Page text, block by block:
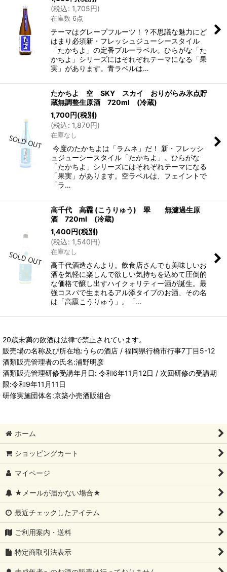
(税込: 1,705円)
在庫数 6点
テーマはグレープフルーツ！？不思議な魅力にど
はまり必須新・フレッシュジューシースタイル
「たかちよ」の定番ブルーラベル。ひらがな「た
かちよ」シリーズにはそれぞれテーマになる「果
実」があります。青ラベルは…
たかちよ 空 SKY スカイ おりがらみ氷点貯
蔵無調整生原酒 720ml (冷蔵)
1,700円(税別)
(税込: 1,870円)
在庫なし
今度のたかちよは「ラムネ」だ！ 新・フレッシ
ュジューシースタイル「たかちよ」。ひらがな
「たかちよ」シリーズにはそれぞれテーマになる
「果実」があります。空ラベルは、フェイントで
「ラ…
高千代 高龗 (こうりゅう) 翠 無濾過生原
酒 720ml (冷蔵)
1,400円(税別)
(税込: 1,540円)
在庫なし
高千代酒造さんより。飲食店さんでも美味しいお
酒を気軽に楽しんで欲しい気持ちを込めて圧倒的
な価格で醸し出すハイクォリティー酒が誕生。最
強コスパで生まれるアル添タイプのお酒、その名
は「高龗こうりゅう」。「…
20歳未満の飲酒は法律で禁止されています。
販売場の名称及び所在地:うらの酒店 / 福岡県行橋市行事7丁目5-12
酒類販売管理者の氏名:浦野明彦
酒類販売管理研修受講年月日: 令和6年11月12日 / 次回研修の受講期
限:令和9年11月11日
研修実施団体名:京築小売酒販組合
ホーム
ショッピングカート
マイページ
★メールが届かない場合★
最近チェックしたアイテム
ご利用案内・送料
特定商取引法表示